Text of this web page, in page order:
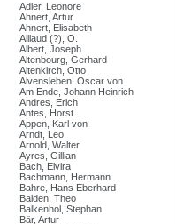
Adler, Leonore
Ahnert, Artur
Ahnert, Elisabeth
Aillaud (?), O.
Albert, Joseph
Altenbourg, Gerhard
Altenkirch, Otto
Alvensleben, Oscar von
Am Ende, Johann Heinrich
Andres, Erich
Antes, Horst
Appen, Karl von
Arndt, Leo
Arnold, Walter
Ayres, Gillian
Bach, Elvira
Bachmann, Hermann
Bahre, Hans Eberhard
Balden, Theo
Balkenhol, Stephan
Bär, Artur